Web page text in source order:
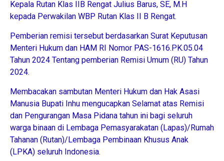
Kepala Rutan Klas IIB Rengat Julius Barus, SE, M.H
kepada Perwakilan WBP Rutan Klas II B Rengat.
Pemberian remisi tersebut berdasarkan Surat Keputusan
Menteri Hukum dan HAM RI Nomor PAS-1616.PK.05.04
Tahun 2024 Tentang pemberian Remisi Umum (RU) Tahun
2024.
Membacakan sambutan Menteri Hukum dan Hak Asasi
Manusia Bupati Inhu mengucapkan Selamat atas Remisi
dan Pengurangan Masa Pidana tahun ini bagi seluruh
warga binaan di Lembaga Pemasyarakatan (Lapas)/Rumah
Tahanan (Rutan)/Lembaga Pembinaan Khusus Anak
(LPKA) seluruh Indonesia.